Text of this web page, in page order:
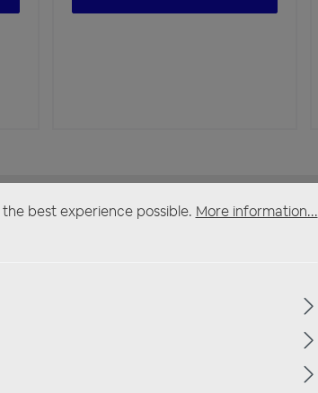
REKLAMATIONEN &
best experience possible. More information...